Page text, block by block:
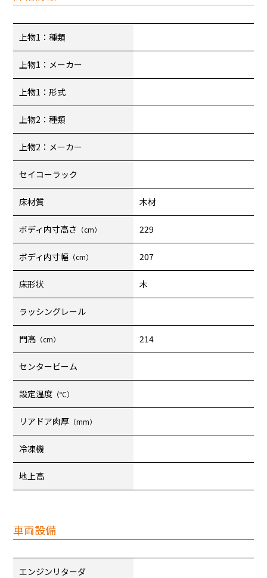
上物1：種類
上物1：メーカー
上物1：形式
上物2：種類
上物2：メーカー
セイコーラック
床材質 木材
ボディ内寸高さ （cm） 229
ボディ内寸幅 （cm） 207
床形状 木
ラッシングレール
門高 （cm） 214
センタービーム
設定温度 （℃）
リアドア肉厚 （mm）
冷凍機
地上高
車両設備
エンジンリターダ